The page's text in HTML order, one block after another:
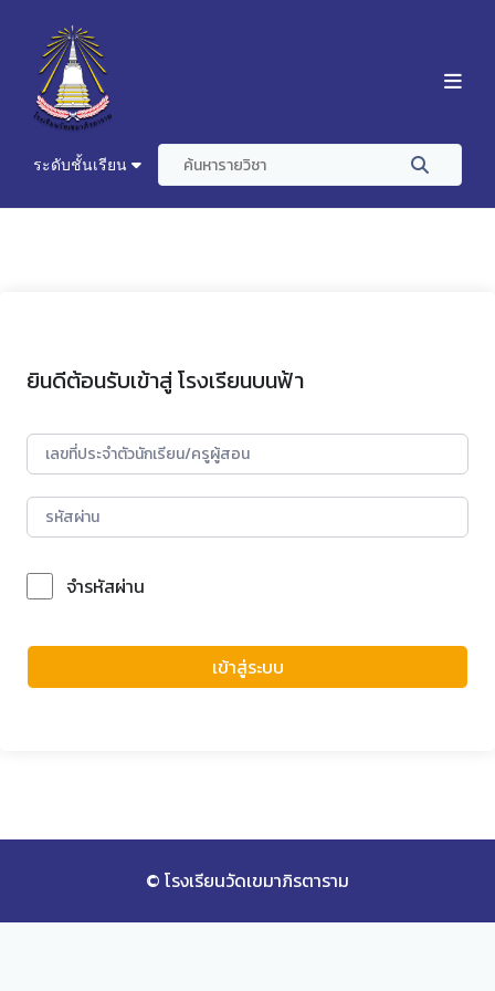
ระดับชั้นเรียน
ยินดีต้อนรับเข้าสู่ โรงเรียนบนฟ้า
จำรหัสผ่าน
เข้าสู่ระบบ
© โรงเรียนวัดเขมาภิรตาราม